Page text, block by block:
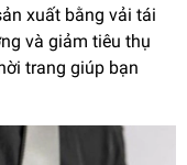
xuất bằng vải tái
và giảm tiêu thụ
trang giúp bạn